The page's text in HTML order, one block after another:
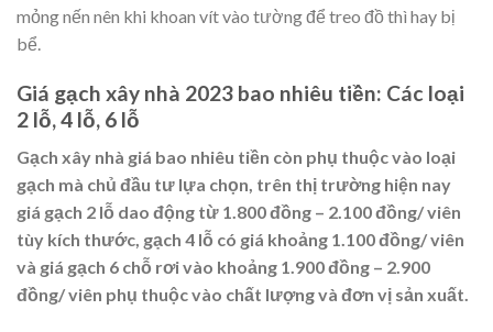
mỏng nến nên khi khoan vít vào tường để treo đồ thì hay bị
bể.
Giá gạch xây nhà 2023 bao nhiêu tiền: Các loại
2 lỗ, 4 lỗ, 6 lỗ
Gạch xây nhà giá bao nhiêu tiền còn phụ thuộc vào loại
gạch mà chủ đầu tư lựa chọn, trên thị trường hiện nay
giá gạch 2 lỗ dao động từ 1.800 đồng – 2.100 đồng/ viên
tùy kích thước, gạch 4 lỗ có giá khoảng 1.100 đồng/ viên
và giá gạch 6 chỗ rơi vào khoảng 1.900 đồng – 2.900
đồng/ viên phụ thuộc vào chất lượng và đơn vị sản xuất.